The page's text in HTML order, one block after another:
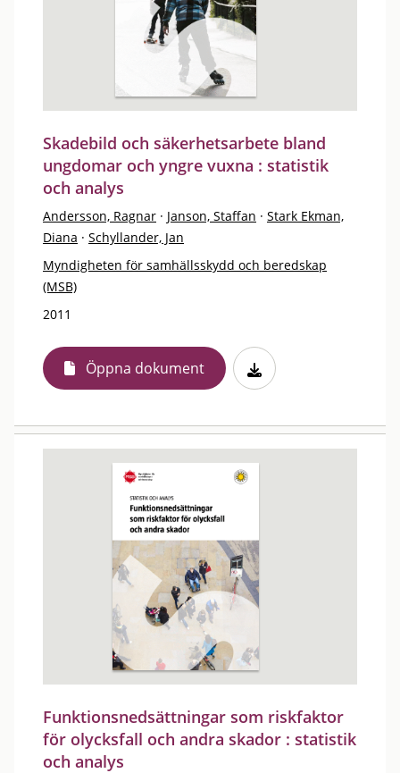
Skadebild och säkerhetsarbete bland
ungdomar och yngre vuxna : statistik
och analys
Andersson, Ragnar · Janson, Staffan · Stark Ekman,
Diana · Schyllander, Jan
Myndigheten för samhällsskydd och beredskap
(MSB)
2011
Öppna dokument
Funktionsnedsättningar som riskfaktor
för olycksfall och andra skador : statistik
och analys